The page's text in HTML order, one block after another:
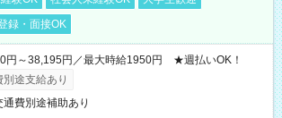
録・面接OK
円～38,195円／最大時給1950円 ★週払いOK！
別途支給あり
通費別途補助あり